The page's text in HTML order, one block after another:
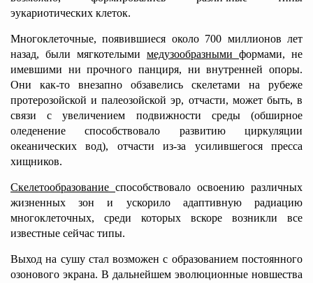
эукариотических клеток.
Многоклеточные, появившиеся около 700 миллионов лет
назад, были мягкотелыми медузообразными формами, не
имевшими ни прочного панциря, ни внутренней опоры.
Они как-то внезапно обзавелись скелетами на рубеже
протерозойской и палеозойской эр, отчасти, может быть, в
связи с увеличением подвижности среды (обширное
оледенение способствовало развитию циркуляции
океанических вод), отчасти из-за усилившегося пресса
хищников.
Скелетообразование способствовало освоению различных
жизненных зон и ускорило адаптивную радиацию
многоклеточных, среди которых вскоре возникли все
известные сейчас типы.
Выход на сушу стал возможен с образованием постоянного
озонового экрана. В дальнейшем эволюционные новшества